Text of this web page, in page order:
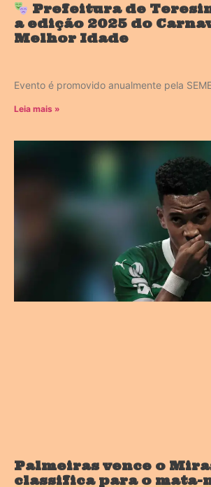
Prefeitura de
a edição 2025 do
Melhor Idade
Evento é promovido anualmente pela
Leia mais »
Palmeiras vence o
classifica para o mata-